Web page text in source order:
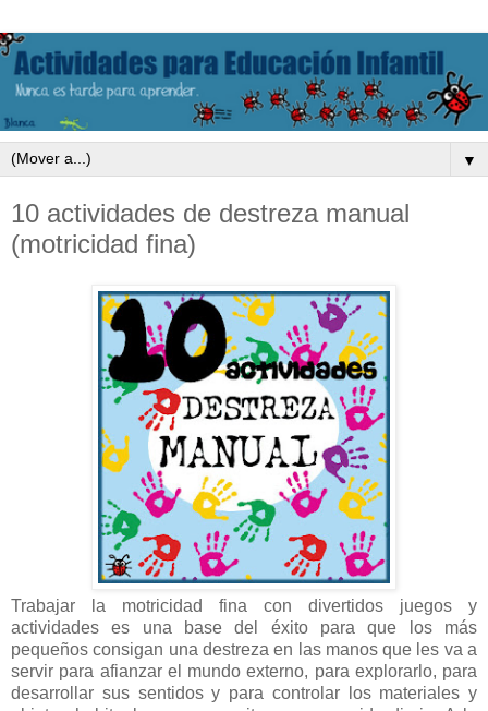
▼
10 actividades de destreza manual
(motricidad fina)
Trabajar la motricidad fina con divertidos juegos y
actividades es una base del éxito para que los más
pequeños consigan una destreza en las manos que les va a
servir para afianzar el mundo externo, para explorarlo, para
desarrollar sus sentidos y para controlar los materiales y